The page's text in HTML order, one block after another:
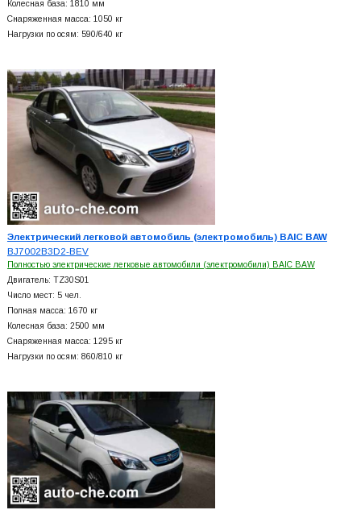
Колесная база: 1810 мм
Снаряженная масса: 1050 кг
Нагрузки по осям: 590/640 кг
Электрический легковой автомобиль (электромобиль) BAIC BAW
BJ7002B3D2-BEV
Полностью электрические легковые автомобили (электромобили) BAIC BAW
Двигатель: TZ30S01
Число мест: 5 чел.
Полная масса: 1670 кг
Колесная база: 2500 мм
Снаряженная масса: 1295 кг
Нагрузки по осям: 860/810 кг